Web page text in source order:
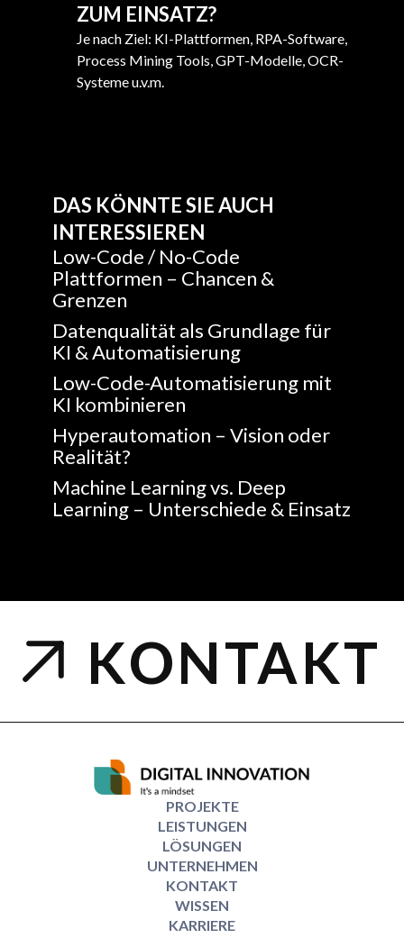
ZUM EINSATZ?
Je nach Ziel: KI-Plattformen, RPA-Software,
Process Mining Tools, GPT-Modelle, OCR-
Systeme u.v.m.
DAS KÖNNTE SIE AUCH
INTERESSIEREN
Low-Code / No-Code
Plattformen – Chancen &
Grenzen
Datenqualität als Grundlage für
KI & Automatisierung
Low-Code-Automatisierung mit
KI kombinieren
Hyperautomation – Vision oder
Realität?
Machine Learning vs. Deep
Learning – Unterschiede & Einsatz
KONTAKT
PROJEKTE
LEISTUNGEN
LÖSUNGEN
UNTERNEHMEN
KONTAKT
WISSEN
KARRIERE